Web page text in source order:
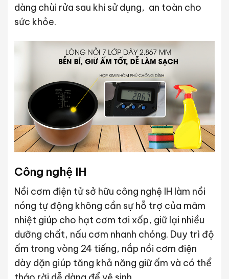
dàng chùi rửa sau khi sử dụng, an toàn cho
sức khỏe.
Công nghệ IH
Nồi cơm điện tử sở hữu công nghệ IH làm nồi
nóng tự động không cần sự hỗ trợ của mâm
nhiệt giúp cho hạt cơm tơi xốp, giữ lại nhiều
dưỡng chất, nấu cơm nhanh chóng. Duy trì độ
ấm trong vòng 24 tiếng, nắp nồi cơm điện
dày dặn giúp tăng khả năng giữ ấm và có thể